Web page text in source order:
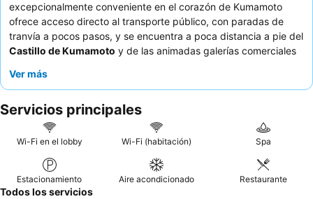
excepcionalmente conveniente en el corazón de Kumamoto
ofrece acceso directo al transporte público, con paradas de
tranvía a pocos pasos, y se encuentra a poca distancia a pie del
Castillo de Kumamoto y de las animadas galerías comerciales
con sauna
constantemente al personal, que es servicial y amable, y el
desayuno bufé
recibe altas calificaciones por su variada
selección de opciones japonesas y occidentales, que incluyen
explorar la ciudad, aproveche elservicio de alquiler de
bicicletas.
Ver más
Servicios principales
Wi-Fi en el lobby Wi-Fi (habitación) Spa
Estacionamiento Aire acondicionado Restaurante
Todos los servicios